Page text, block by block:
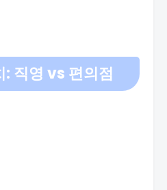
: 직영 vs 편의점